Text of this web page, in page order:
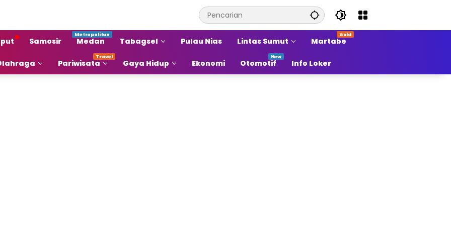
Samosir Medan Tabagsel Pulau Nias Lintas Sumut Martabe
Pariwisata Gaya Hidup Ekonomi Otomotif Info Loker